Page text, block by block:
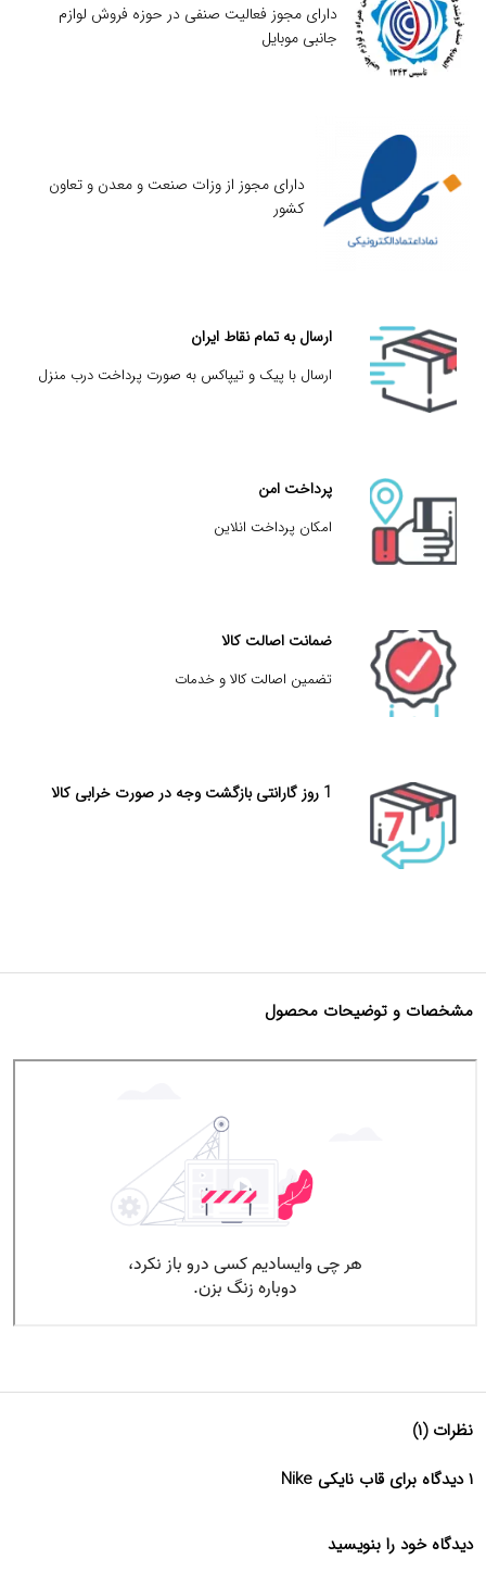
دارای مجوز فعالیت صنفی در حوزه فروش لوازم
جانبی موبایل
دارای مجوز از وزات صنعت و معدن و تعاون
کشور
ارسال به تمام نقاط ایران
ارسال با پیک و تیپاکس به صورت پرداخت درب منزل
پرداخت امن
امکان پرداخت انلاین
ضمانت اصالت کالا
تضمین اصالت کالا و خدمات
1 روز گارانتی بازگشت وجه در صورت خرابی کالا
مشخصات و توضیحات محصول
نظرات (۱)
۱ دیدگاه برای قاب نایکی Nike
دیدگاه خود را بنویسید